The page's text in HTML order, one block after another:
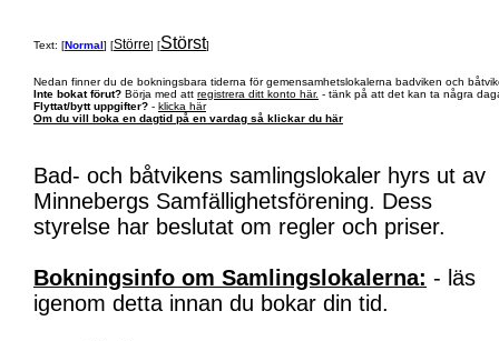
Text: [Normal] [Större] [Störst]
Nedan finner du de bokningsbara tiderna för gemensamhetslokalerna badviken och
Inte bokat förut? Börja med att registrera ditt konto här. - tänk på att det kan ta några
Flyttat/bytt uppgifter? - klicka här
Om du vill boka en dagtid på en vardag så klickar du här
Bad- och båtvikens samlingslokaler hyrs ut av
Minnebergs Samfällighetsförening. Dess
styrelse har beslutat om regler och priser.
Bokningsinfo om Samlingslokalerna: - läs
igenom detta innan du bokar din tid.